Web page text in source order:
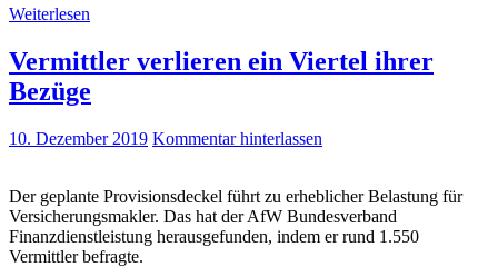
Weiterlesen
Vermittler verlieren ein Viertel ihrer
Bezüge
10. Dezember 2019 Kommentar hinterlassen
Der geplante Provisionsdeckel führt zu erheblicher Belastung für
Versicherungsmakler. Das hat der AfW Bundesverband
Finanzdienstleistung herausgefunden, indem er rund 1.550
Vermittler befragte.